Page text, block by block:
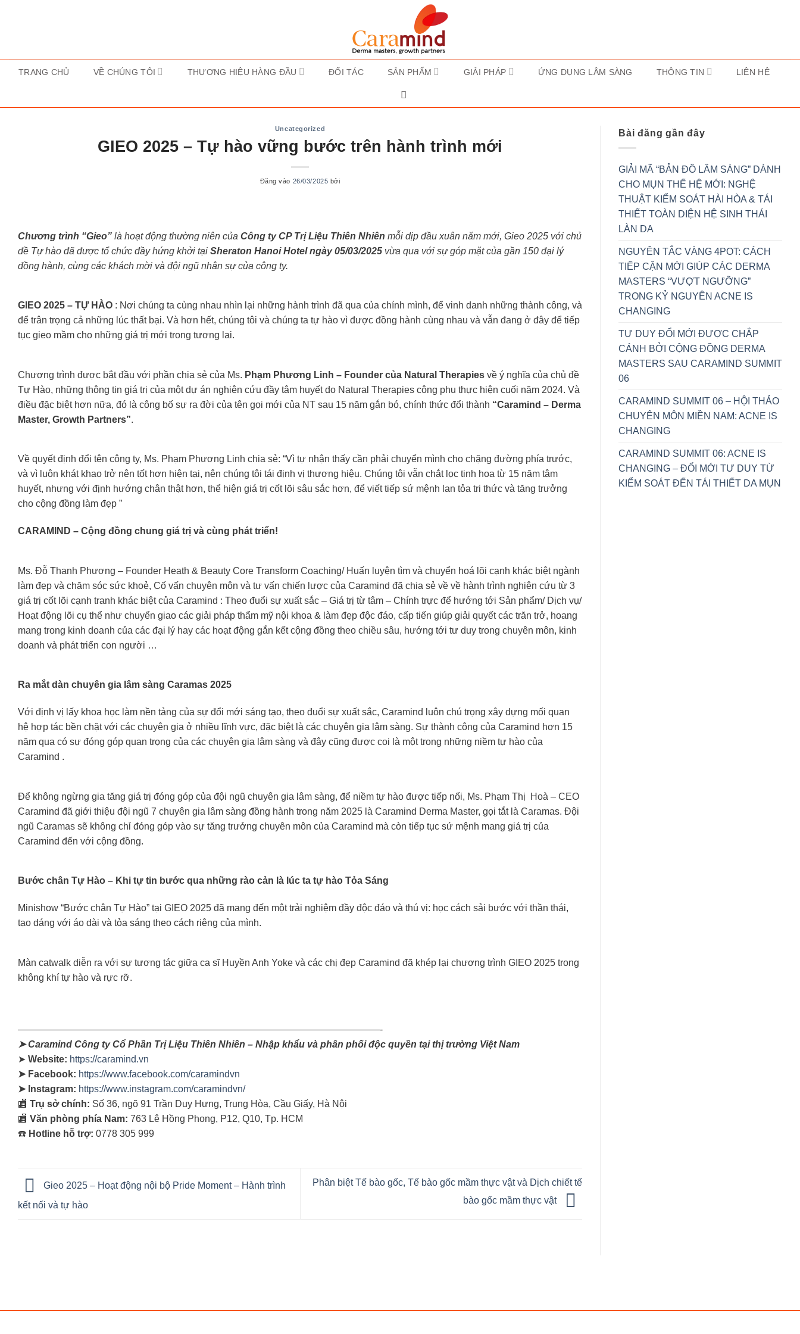
TRANG CHỦ VỀ CHÚNG TÔI THƯƠNG HIỆU HÀNG ĐẦU ĐỐI TÁC SẢN PHẨM GIẢI PHÁP ỨNG DỤNG LÂM SÀNG THÔNG TIN LIÊN HỆ
Uncategorized
GIEO 2025 – Tự hào vững bước trên hành trình mới
Đăng vào 26/03/2025 bởi
Chương trình “Gieo” là hoạt động thường niên của Công ty CP Trị Liệu Thiên Nhiên mỗi dịp đầu xuân năm mới, Gieo 2025 với chủ
đề Tự hào đã được tổ chức đầy hứng khởi tại Sheraton Hanoi Hotel ngày 05/03/2025 vừa qua với sự góp mặt của gần 150 đại lý
đồng hành, cùng các khách mời và đội ngũ nhân sự của công ty.
GIEO 2025 – TỰ HÀO : Nơi chúng ta cùng nhau nhìn lại những hành trình đã qua của chính mình, để vinh danh những thành công, và
để trân trọng cả những lúc thất bại. Và hơn hết, chúng tôi và chúng ta tự hào vì được đồng hành cùng nhau và vẫn đang ở đây để tiếp
tục gieo mầm cho những giá trị mới trong tương lai.
Chương trình được bắt đầu với phần chia sẻ của Ms. Phạm Phương Linh – Founder của Natural Therapies về ý nghĩa của chủ đề
Tự Hào, những thông tin giá trị của một dự án nghiên cứu đầy tâm huyết do Natural Therapies công phu thực hiện cuối năm 2024. Và
điều đặc biệt hơn nữa, đó là công bố sự ra đời của tên gọi mới của NT sau 15 năm gắn bó, chính thức đổi thành “Caramind – Derma
Master, Growth Partners”.
Về quyết định đổi tên công ty, Ms. Phạm Phương Linh chia sẻ: “Vì tự nhận thấy cần phải chuyển mình cho chặng đường phía trước,
và vì luôn khát khao trở nên tốt hơn hiện tại, nên chúng tôi tái định vị thương hiệu. Chúng tôi vẫn chắt lọc tinh hoa từ 15 năm tâm
huyết, nhưng với định hướng chân thật hơn, thể hiện giá trị cốt lõi sâu sắc hơn, để viết tiếp sứ mệnh lan tỏa tri thức và tăng trưởng
cho cộng đồng làm đẹp ”
CARAMIND – Cộng đồng chung giá trị và cùng phát triển!
Ms. Đỗ Thanh Phương – Founder Heath & Beauty Core Transform Coaching/ Huấn luyện tìm và chuyển hoá lõi cạnh khác biệt ngành
làm đẹp và chăm sóc sức khoẻ, Cố vấn chuyên môn và tư vấn chiến lược của Caramind đã chia sẻ về về hành trình nghiên cứu từ 3
giá trị cốt lõi cạnh tranh khác biệt của Caramind : Theo đuổi sự xuất sắc – Giá trị từ tâm – Chính trực để hướng tới Sản phẩm/ Dịch vụ/
Hoạt động lõi cụ thể như chuyển giao các giải pháp thẩm mỹ nội khoa & làm đẹp độc đáo, cấp tiến giúp giải quyết các trăn trở, hoang
mang trong kinh doanh của các đại lý hay các hoạt động gắn kết cộng đồng theo chiều sâu, hướng tới tư duy trong chuyên môn, kinh
doanh và phát triển con người …
Ra mắt dàn chuyên gia lâm sàng Caramas 2025
Với định vị lấy khoa học làm nền tảng của sự đổi mới sáng tạo, theo đuổi sự xuất sắc, Caramind luôn chú trọng xây dựng mối quan
hệ hợp tác bền chặt với các chuyên gia ở nhiều lĩnh vực, đặc biệt là các chuyên gia lâm sàng. Sự thành công của Caramind hơn 15
năm qua có sự đóng góp quan trọng của các chuyên gia lâm sàng và đây cũng được coi là một trong những niềm tự hào của
Caramind .
Để không ngừng gia tăng giá trị đóng góp của đội ngũ chuyên gia lâm sàng, để niềm tự hào được tiếp nối, Ms. Phạm Thị Hoà – CEO
Caramind đã giới thiệu đội ngũ 7 chuyên gia lâm sàng đồng hành trong năm 2025 là Caramind Derma Master, gọi tắt là Caramas. Đội
ngũ Caramas sẽ không chỉ đóng góp vào sự tăng trưởng chuyên môn của Caramind mà còn tiếp tục sứ mệnh mang giá trị của
Caramind đến với cộng đồng.
Bước chân Tự Hào – Khi tự tin bước qua những rào cản là lúc ta tự hào Tỏa Sáng
Minishow “Bước chân Tự Hào” tại GIEO 2025 đã mang đến một trải nghiệm đầy độc đáo và thú vị: học cách sải bước với thần thái,
tạo dáng với áo dài và tỏa sáng theo cách riêng của mình.
Màn catwalk diễn ra với sự tương tác giữa ca sĩ Huyền Anh Yoke và các chị đẹp Caramind đã khép lại chương trình GIEO 2025 trong
không khí tự hào và rực rỡ.
——————————————————————————————————————-
➤ Caramind Công ty Cổ Phần Trị Liệu Thiên Nhiên – Nhập khẩu và phân phối độc quyền tại thị trường Việt Nam
➤ Website: https://caramind.vn
➤ Facebook: https://www.facebook.com/caramindvn
➤ Instagram: https://www.instagram.com/caramindvn/
🏬 Trụ sở chính: Số 36, ngõ 91 Trần Duy Hưng, Trung Hòa, Cầu Giấy, Hà Nội
🏬 Văn phòng phía Nam: 763 Lê Hồng Phong, P12, Q10, Tp. HCM
☎️ Hotline hỗ trợ: 0778 305 999
Gieo 2025 – Hoạt động nội bộ Pride Moment – Hành trình
kết nối và tự hào
Phân biệt Tế bào gốc, Tế bào gốc mầm thực vật và Dịch chiết tế
bào gốc mầm thực vật
Bài đăng gần đây
GIẢI MÃ “BẢN ĐỒ LÂM SÀNG” DÀNH
CHO MỤN THẾ HỆ MỚI: NGHỆ
THUẬT KIỂM SOÁT HÀI HÒA & TÁI
THIẾT TOÀN DIỆN HỆ SINH THÁI
LÀN DA
NGUYÊN TẮC VÀNG 4POT: CÁCH
TIẾP CẬN MỚI GIÚP CÁC DERMA
MASTERS “VƯỢT NGƯỠNG”
TRONG KỶ NGUYÊN ACNE IS
CHANGING
TƯ DUY ĐỔI MỚI ĐƯỢC CHẮP
CÁNH BỞI CỘNG ĐỒNG DERMA
MASTERS SAU CARAMIND SUMMIT
06
CARAMIND SUMMIT 06 – HỘI THẢO
CHUYÊN MÔN MIỀN NAM: ACNE IS
CHANGING
CARAMIND SUMMIT 06: ACNE IS
CHANGING – ĐỔI MỚI TƯ DUY TỪ
KIỂM SOÁT ĐẾN TÁI THIẾT DA MỤN